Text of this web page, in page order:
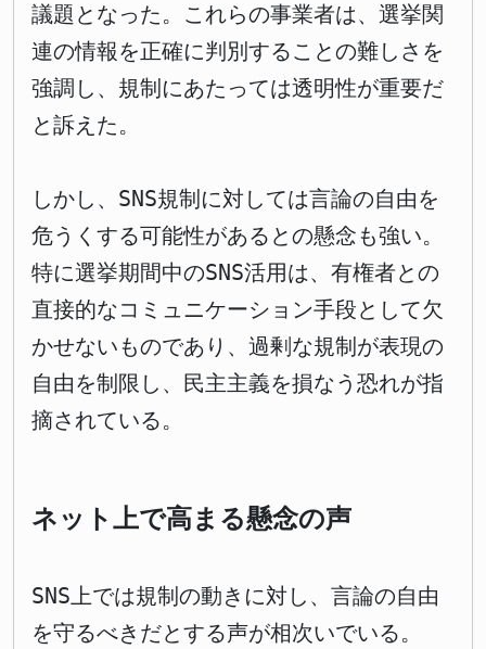
議題となった。これらの事業者は、選挙関
連の情報を正確に判別することの難しさを
強調し、規制にあたっては透明性が重要だ
と訴えた。
しかし、SNS規制に対しては言論の自由を
危うくする可能性があるとの懸念も強い。
特に選挙期間中のSNS活用は、有権者との
直接的なコミュニケーション手段として欠
かせないものであり、過剰な規制が表現の
自由を制限し、民主主義を損なう恐れが指
摘されている。
ネット上で高まる懸念の声
SNS上では規制の動きに対し、言論の自由
を守るべきだとする声が相次いでいる。